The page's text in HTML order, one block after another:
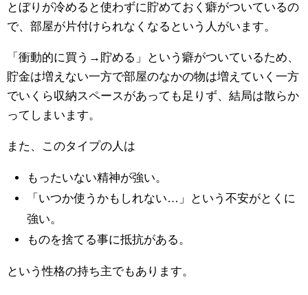
とぼりが冷めると使わずに貯めておく癖がついているの
で、部屋が片付けられなくなるという人がいます。
「衝動的に買う→貯める」という癖がついているため、
貯金は増えない一方で部屋のなかの物は増えていく一方
でいくら収納スペースがあっても足りず、結局は散らか
ってしまいます。
また、このタイプの人は
もったいない精神が強い。
「いつか使うかもしれない…」という不安がとくに
強い。
ものを捨てる事に抵抗がある。
という性格の持ち主でもあります。